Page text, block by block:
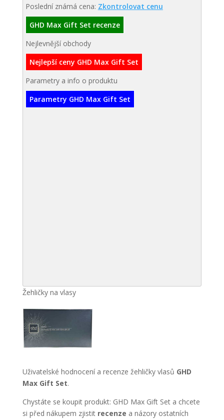
Poslední známá cena: Zkontrolovat cenu
GHD Max Gift Set recenze
Nejlevnější obchody
Nejlepší ceny GHD Max Gift Set
Parametry a info o produktu
Parametry GHD Max Gift Set
Žehličky na vlasy
Uživatelské hodnocení a recenze žehličky vlasů GHD
Max Gift Set.
Chystáte se koupit produkt: GHD Max Gift Set a chcete
si před nákupem zjistit recenze a názory ostatních